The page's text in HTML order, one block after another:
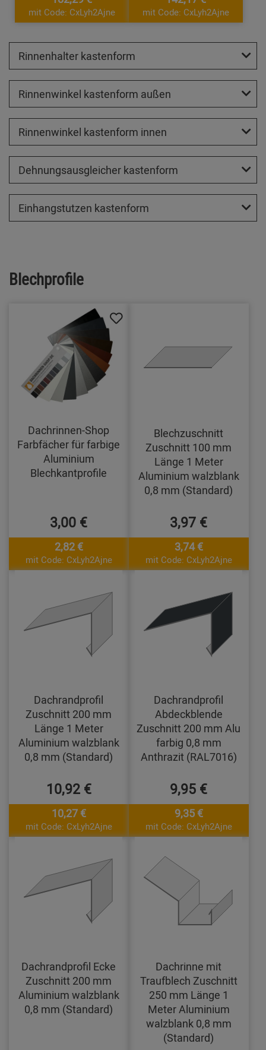
mit Code: CxLyh2Ajne mit Code: CxLyh2Ajne
Rinnenhalter kastenform
Rinnenwinkel kastenform außen
Rinnenwinkel kastenform innen
Dehnungsausgleicher kastenform
Einhangstutzen kastenform
Blechprofile
Dachrinnen-Shop
Farbfächer für farbige
Aluminium
Blechkantprofile
3,00 €
2,82 €
mit Code: CxLyh2Ajne
Blechzuschnitt
Zuschnitt 100 mm
Länge 1 Meter
Aluminium walzblank
0,8 mm (Standard)
3,97 €
3,74 €
mit Code: CxLyh2Ajne
Dachrandprofil
Zuschnitt 200 mm
Länge 1 Meter
Aluminium walzblank
0,8 mm (Standard)
10,92 €
10,27 €
mit Code: CxLyh2Ajne
Dachrandprofil
Abdeckblende
Zuschnitt 200 mm Alu
farbig 0,8 mm
Anthrazit (RAL7016)
9,95 €
9,35 €
mit Code: CxLyh2Ajne
Dachrandprofil Ecke
Zuschnitt 200 mm
Aluminium walzblank
0,8 mm (Standard)
Dachrinne mit
Traufblech Zuschnitt
250 mm Länge 1
Meter Aluminium
walzblank 0,8 mm
(Standard)